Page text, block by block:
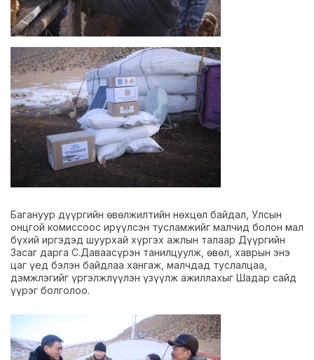
Багануур дүүргийн өвөлжилтийн нөхцөл байдал, Улсын
онцгой комиссоос ирүүлсэн тусламжийг малчид болон мал
бүхий иргэдэд шуурхай хүргэх ажлын талаар Дүүргийн
Засаг дарга С.Даваасүрэн танилцуулж, өвөл, хаврын энэ
цаг үед бэлэн байдлаа хангаж, малчдад туслалцаа,
дэмжлэгийг үргэлжлүүлэн үзүүлж ажиллахыг Шадар сайд
үүрэг болголоо.